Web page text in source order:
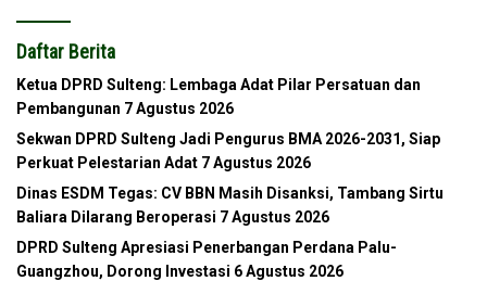
Daftar Berita
Ketua DPRD Sulteng: Lembaga Adat Pilar Persatuan dan
Pembangunan 7 Agustus 2026
Sekwan DPRD Sulteng Jadi Pengurus BMA 2026-2031, Siap
Perkuat Pelestarian Adat 7 Agustus 2026
Dinas ESDM Tegas: CV BBN Masih Disanksi, Tambang Sirtu
Baliara Dilarang Beroperasi 7 Agustus 2026
DPRD Sulteng Apresiasi Penerbangan Perdana Palu-
Guangzhou, Dorong Investasi 6 Agustus 2026